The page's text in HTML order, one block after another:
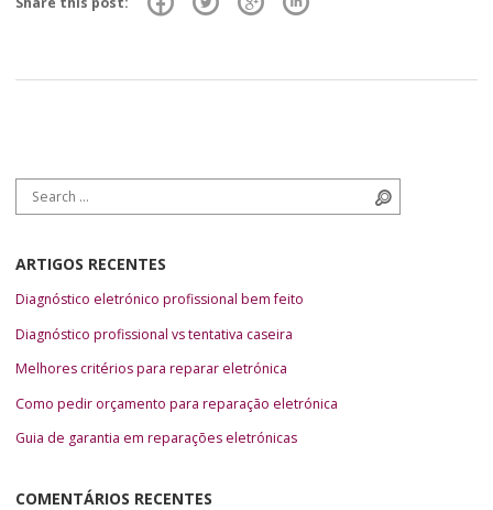
Search for:
ARTIGOS RECENTES
Diagnóstico eletrónico profissional bem feito
Diagnóstico profissional vs tentativa caseira
Melhores critérios para reparar eletrónica
Como pedir orçamento para reparação eletrónica
Guia de garantia em reparações eletrónicas
COMENTÁRIOS RECENTES